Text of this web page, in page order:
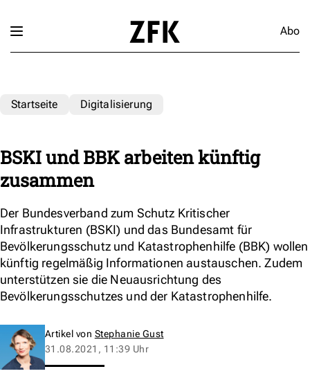
Abo
Startseite Digitalisierung
BSKI und BBK arbeiten künftig
zusammen
Der Bundesverband zum Schutz Kritischer
Infrastrukturen (BSKI) und das Bundesamt für
Bevölkerungsschutz und Katastrophenhilfe (BBK) wollen
künftig regelmäßig Informationen austauschen. Zudem
unterstützen sie die Neuausrichtung des
Bevölkerungsschutzes und der Katastrophenhilfe.
Artikel von Stephanie Gust
31.08.2021, 11:39 Uhr